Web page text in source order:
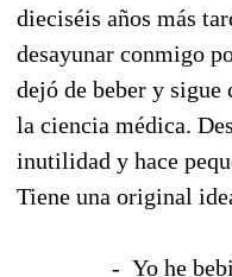
dieciséis años más
desayunar conmigo
dejó de beber y sigue
la ciencia médica.
inutilidad y hace
Tiene una original
- Yo he